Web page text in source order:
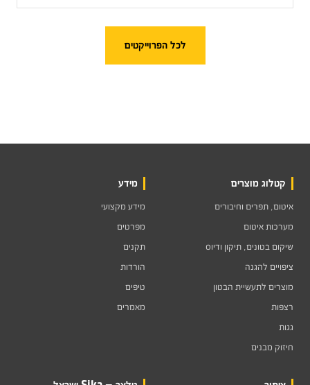
לכל הפרוייקטים
קטלוג מוצרים
איטום, תפרים וחיבורים
מערכות איטום
שיקום בטונים, תיקון ודיוס
ציפויים להגנה
מוצרים לתעשיית הבטון
רצפות
גגות
חיזוק מבנים
מידע
מידע מקצועי
מפרטים
תקנים
הורדות
טיפים
מאמרים